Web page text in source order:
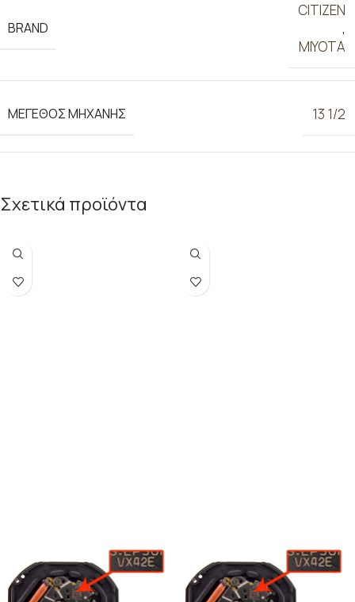
BRAND
CITIZEN
,
MIYOTA
ΜΕΓΕΘΟΣ ΜΗΧΑΝΗΣ 13 1/2
Σχετικά προϊόντα